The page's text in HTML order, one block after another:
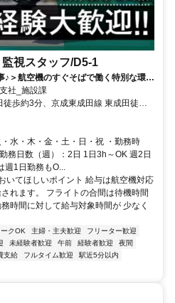
視スタッフ/D5-1
♪＞航空機のすぐそばで働く特別な環境
支給★週2日～1日3h～OK◎直行直帰
社_施設課
歩約3分、京成東成田線 東成田徒歩
ターミナル徒歩約10分 「成田空港
田支社（「京成成田駅」東口より徒歩
水・木・金・土・日・祝 ・勤務時
務日数（週）：2日 1日3h～OK 週2日
週1日勤務もO...
いてほしいポイント 給与は航空機対応
れます。 フライトの合間は待機時間
時間に対して給与対象時間が 少なく
クOK 主婦・主夫歓迎
フリーター歓迎
未経験者歓迎 午前 経験者歓迎
夜間
支給 フルタイム歓迎
駅近5分以内